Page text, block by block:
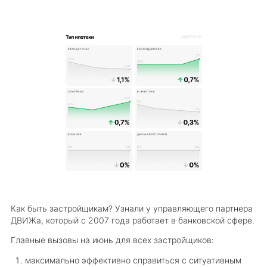
Как быть застройщикам? Узнали у управляющего партнера
ДВИЖа, который с 2007 года работает в банковской сфере.
Главные вызовы на июнь для всех застройщиков:
максимально эффективно справиться с ситуативным